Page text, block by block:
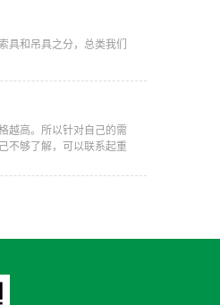
具和吊具之分，总类我们
越高。所以针对自己的需
不够了解，可以联系起重